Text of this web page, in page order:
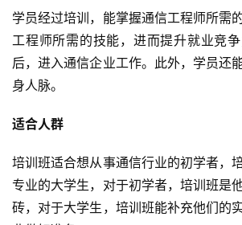
学员经过培训，能掌握通信工程师所需
工程师所需的技能，进而提升就业竞
后，进入通信企业工作。此外，学员还
身人脉。
适合人群
培训班适合想从事通信行业的初学者，
专业的大学生，对于初学者，培训班是
砖，对于大学生，培训班能补充他们的